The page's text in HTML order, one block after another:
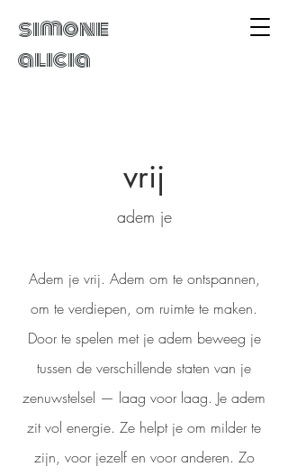
simone
alicia
vrij
adem je
Adem je vrij. Adem om te ontspannen,
om te verdiepen, om ruimte te maken.
Door te spelen met je adem beweeg je
tussen de verschillende staten van je
zenuwstelsel — laag voor laag. Je adem
zit vol energie. Ze helpt je om milder te
zijn, voor jezelf en voor anderen. Zo